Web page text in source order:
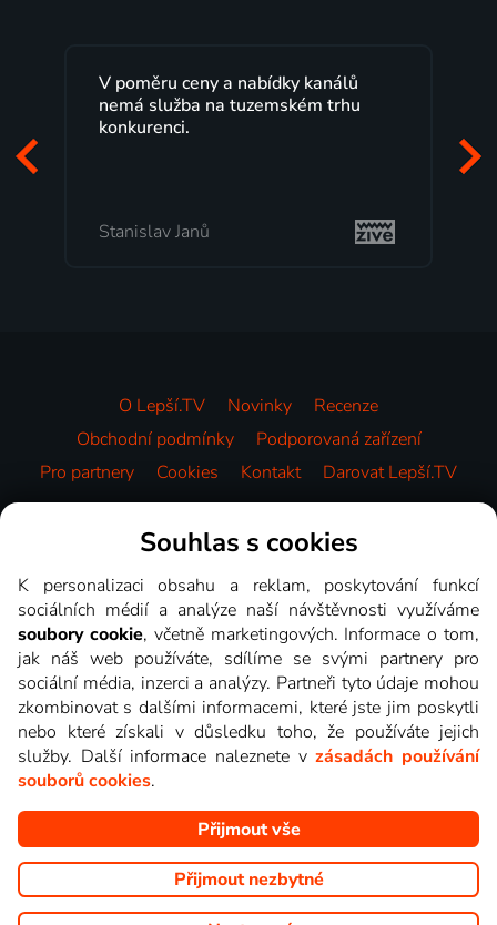
V poměru ceny a nabídky kanálů
nemá služba na tuzemském trhu
konkurenci.
Stanislav Janů
O Lepší.TV Novinky
Recenze
Obchodní podmínky
Podporovaná zařízení
Pro partnery
Cookies Kontakt Darovat Lepší.TV
Videotéka
Copyright © goNET s.r.o. Na tomto webu jsou zobrazovány
obrázky z pořadů TV stanic, které můžete sledovat v Lepší.TV.
Souhlas s cookies
K personalizaci obsahu a reklam, poskytování funkcí
sociálních médií a analýze naší návštěvnosti využíváme
soubory cookie, včetně marketingových. Informace o tom,
jak náš web používáte, sdílíme se svými partnery pro
sociální média, inzerci a analýzy. Partneři tyto údaje mohou
zkombinovat s dalšími informacemi, které jste jim poskytli
nebo které získali v důsledku toho, že používáte jejich
služby. Další informace naleznete vzásadách používání
souborů cookies.
Přijmout vše
Přijmout nezbytné